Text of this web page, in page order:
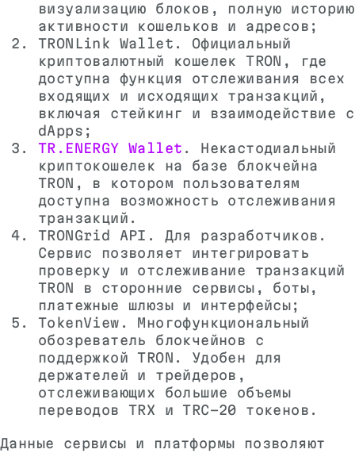
визуализацию блоков, полную историю
активности кошельков и адресов;
TRONLink Wallet. Официальный
криптовалютный кошелек TRON, где
доступна функция отслеживания всех
входящих и исходящих транзакций,
включая стейкинг и взаимодействие с
dApps;
TR.ENERGY Wallet . Некастодиальный
криптокошелек на базе блокчейна
TRON, в котором пользователям
доступна возможность отслеживания
транзакций.
TRONGrid API. Для разработчиков.
Сервис позволяет интегрировать
проверку и отслеживание транзакций
TRON в сторонние сервисы, боты,
платежные шлюзы и интерфейсы;
TokenView. Многофункциональный
обозреватель блокчейнов с
поддержкой TRON. Удобен для
держателей и трейдеров,
отслеживающих большие объемы
переводов TRX и TRC-20 токенов.
Данные сервисы и платформы позволяют